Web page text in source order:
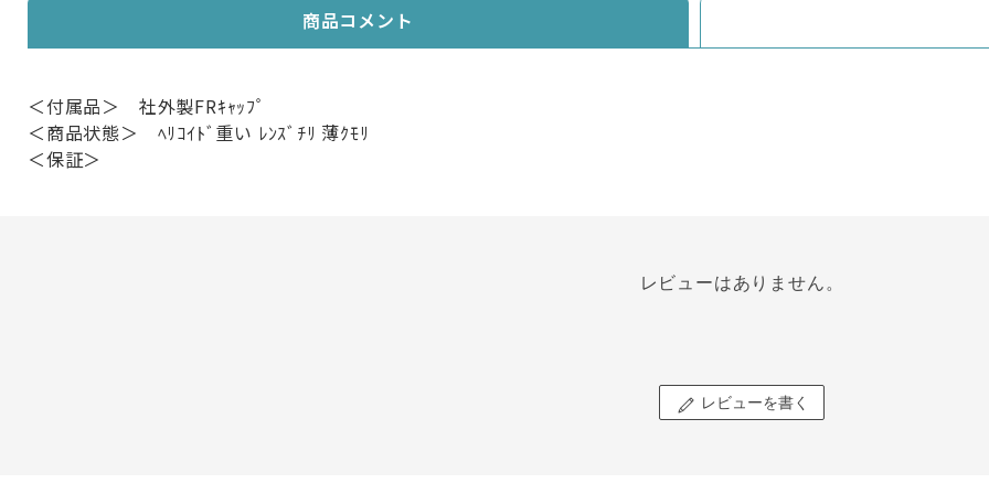
商品コメント
＜付属品＞ 社外製FRｷｬｯﾌﾟ
＜商品状態＞ ﾍﾘｺｲﾄﾞ重い ﾚﾝｽﾞﾁﾘ 薄ｸﾓﾘ
＜保証＞
レビューはありません。
レビューを書く